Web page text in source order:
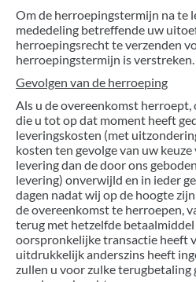
Om de herroepingstermijn na te
mededeling betreffende uw
herroepingsrecht te verzenden
herroepingstermijn is verstreken.
Gevolgen van de herroeping
Als u de overeenkomst
die u tot op dat moment heeft
leveringskosten (met
kosten ten gevolge van uw
levering dan de door ons
levering) onverwijld en in ieder
dagen nadat wij op de hoogte
de overeenkomst te herroepen,
terug met hetzelfde betaalmiddel
oorspronkelijke transactie heeft
uitdrukkelijk anderszins heeft
zullen u voor zulke terugbetaling